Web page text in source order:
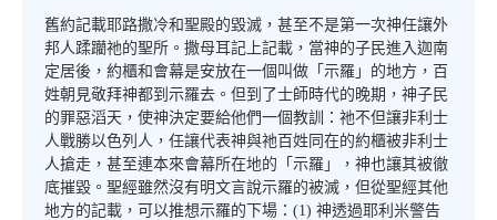
舊約記載耶路撒冷和聖殿的毀滅，甚至不是第一次神任讓外
邦人蹂躪祂的聖所。撒母耳記上記載，當神的子民進入迦南
定居後，約櫃和會幕是安放在一個叫做「示羅」的地方，百
姓朝見敬拜神都到示羅去。但到了士師時代的晚期，神子民
的罪惡滔天，使神決定要給他們一個教訓：祂不但讓非利士
人戰勝以色列人，任讓代表神與祂百姓同在的約櫃被非利士
人搶走，甚至連本來會幕所在地的「示羅」，神也讓其被徹
底摧毀。聖經雖然沒有明文言說示羅的被滅，但從聖經其他
地方的記載，可以推想示羅的下場：(1) 神透過耶利米警告